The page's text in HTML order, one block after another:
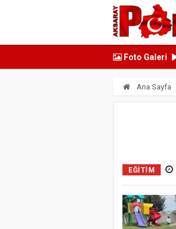
Foto Galeri
Ana Sayfa
EĞİTİM